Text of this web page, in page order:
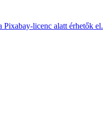
Pixabay-licenc alatt érhetők el.